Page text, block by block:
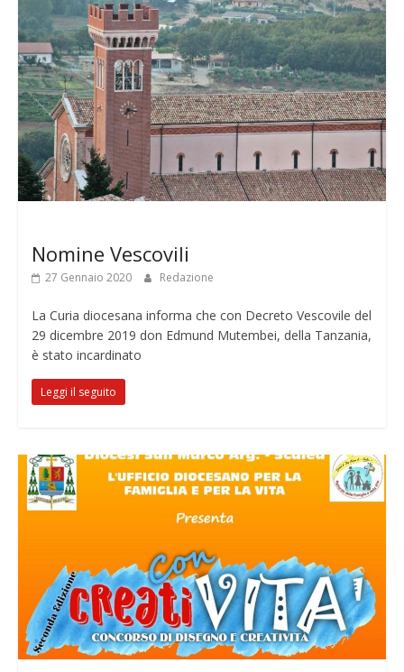
Nomine Vescovili
27 Gennaio 2020 Redazione
La Curia diocesana informa che con Decreto Vescovile del
29 dicembre 2019 don Edmund Mutembei, della Tanzania,
è stato incardinato
Leggi il seguito